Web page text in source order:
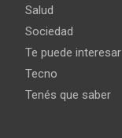
Salud
Sociedad
Te puede interesar
Tecno
Tenés que saber